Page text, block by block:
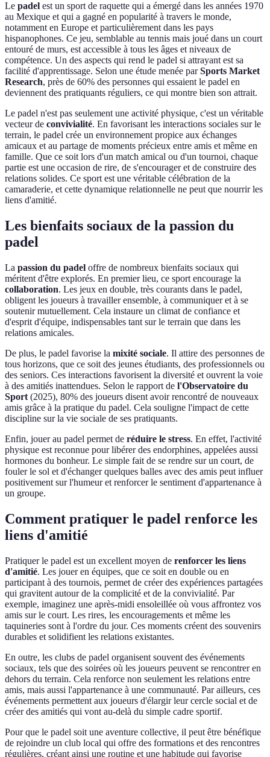
Le padel est un sport de raquette qui a émergé dans les années 1970
au Mexique et qui a gagné en popularité à travers le monde,
notamment en Europe et particulièrement dans les pays
hispanophones. Ce jeu, semblable au tennis mais joué dans un court
entouré de murs, est accessible à tous les âges et niveaux de
compétence. Un des aspects qui rend le padel si attrayant est sa
facilité d'apprentissage. Selon une étude menée parSports Market
Research, près de 60% des personnes qui essaient le padel en
deviennent des pratiquants réguliers, ce qui montre bien son attrait.
Le padel n'est pas seulement une activité physique, c'est un véritable
vecteur de convivialité. En favorisant les interactions sociales sur le
terrain, le padel crée un environnement propice aux échanges
amicaux et au partage de moments précieux entre amis et même en
famille. Que ce soit lors d'un match amical ou d'un tournoi, chaque
partie est une occasion de rire, de s'encourager et de construire des
relations solides. Ce sport est une véritable célébration de la
camaraderie, et cette dynamique relationnelle ne peut que nourrir les
liens d'amitié.
Les bienfaits sociaux de la passion du
padel
La passion du padel offre de nombreux bienfaits sociaux qui
méritent d'être explorés. En premier lieu, ce sport encourage la
collaboration. Les jeux en double, très courants dans le padel,
obligent les joueurs à travailler ensemble, à communiquer et à se
soutenir mutuellement. Cela instaure un climat de confiance et
d'esprit d'équipe, indispensables tant sur le terrain que dans les
relations amicales.
De plus, le padel favorise la mixité sociale. Il attire des personnes de
tous horizons, que ce soit des jeunes étudiants, des professionnels ou
des seniors. Ces interactions favorisent la diversité et ouvrent la voie
à des amitiés inattendues. Selon le rapport de l'Observatoire du
Sport (2025), 80% des joueurs disent avoir rencontré de nouveaux
amis grâce à la pratique du padel. Cela souligne l'impact de cette
discipline sur la vie sociale de ses pratiquants.
Enfin, jouer au padel permet de réduire le stress. En effet, l'activité
physique est reconnue pour libérer des endorphines, appelées aussi
hormones du bonheur. Le simple fait de se rendre sur un court, de
fouler le sol et d'échanger quelques balles avec des amis peut influer
positivement sur l'humeur et renforcer le sentiment d'appartenance à
un groupe.
Comment pratiquer le padel renforce les
liens d'amitié
Pratiquer le padel est un excellent moyen de renforcer les liens
d'amitié. Les jouer en équipes, que ce soit en double ou en
participant à des tournois, permet de créer des expériences partagées
qui gravitent autour de la complicité et de la convivialité. Par
exemple, imaginez une après-midi ensoleillée où vous affrontez vos
amis sur le court. Les rires, les encouragements et même les
taquineries sont à l'ordre du jour. Ces moments créent des souvenirs
durables et solidifient les relations existantes.
En outre, les clubs de padel organisent souvent des événements
sociaux, tels que des soirées où les joueurs peuvent se rencontrer en
dehors du terrain. Cela renforce non seulement les relations entre
amis, mais aussi l'appartenance à une communauté. Par ailleurs, ces
événements permettent aux joueurs d'élargir leur cercle social et de
créer des amitiés qui vont au-delà du simple cadre sportif.
Pour que le padel soit une aventure collective, il peut être bénéfique
de rejoindre un club local qui offre des formations et des rencontres
régulières, créant ainsi une routine et une habitude qui favorise